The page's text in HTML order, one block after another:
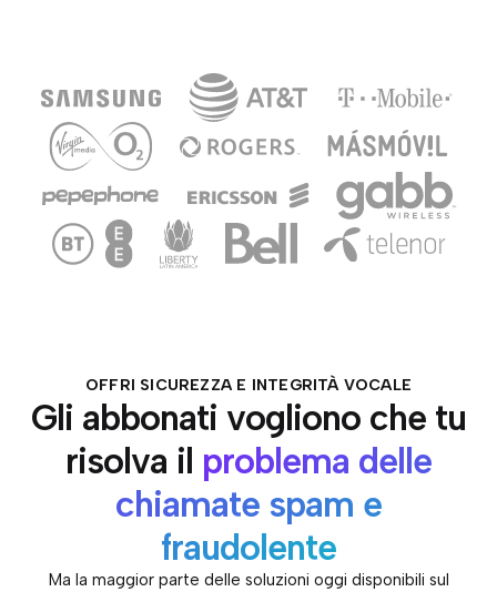
OFFRI SICUREZZA E INTEGRITÀ VOCALE
Gli abbonati vogliono che tu
risolva il problema delle
chiamate spam e
fraudolente
Ma la maggior parte delle soluzioni oggi disponibili sul